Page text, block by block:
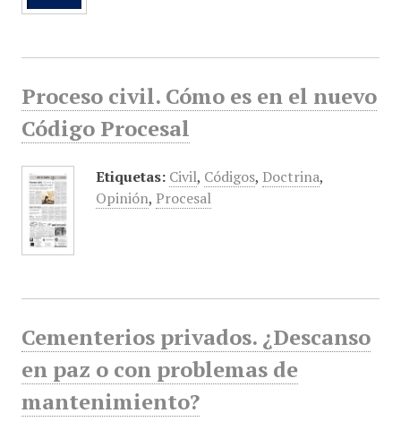
Proceso civil. Cómo es en el nuevo
Código Procesal
Etiquetas: Civil, Códigos, Doctrina,
Opinión, Procesal
Cementerios privados. ¿Descanso
en paz o con problemas de
mantenimiento?